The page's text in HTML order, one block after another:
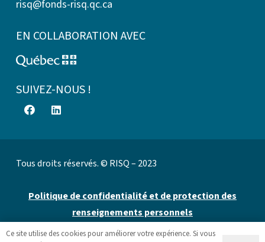
risq@fonds-risq.qc.ca
EN COLLABORATION AVEC
SUIVEZ-NOUS !
Tous droits réservés. © RISQ – 2023
Politique de confidentialité et de protection des
renseignements personnels
Ce site utilise des cookies pour améliorer votre expérience. Si vous